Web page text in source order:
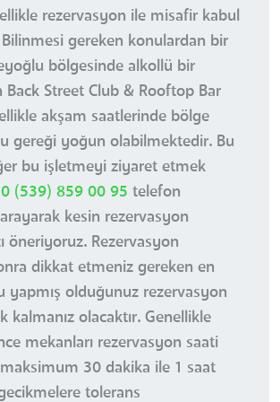
rezervasyon ile misafir kabul
gereken konulardan bir
bölgesinde alkollü bir
Back Street Club & Rooftop Bar
akşam saatlerinde bölge
gereği yoğun olabilmektedir. Bu
bu işletmeyi ziyaret etmek
0 (539) 859 00 95 telefon
arayarak kesin rezervasyon
öneriyoruz. Rezervasyon
dikkat etmeniz gereken en
yapmış olduğunuz rezervasyon
kalmanız olacaktır. Genellikle
mekanları rezervasyon saati
30 dakika ile 1 saat
tolerans